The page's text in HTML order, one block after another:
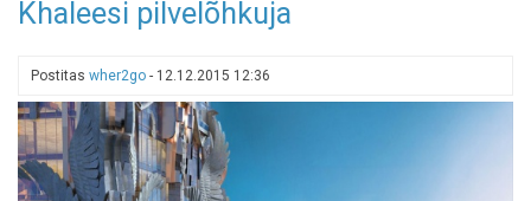
pilvelõhkuja
Khaleesi pilvelõhkuja
Postitas wher2go - 12.12.2015 12:36